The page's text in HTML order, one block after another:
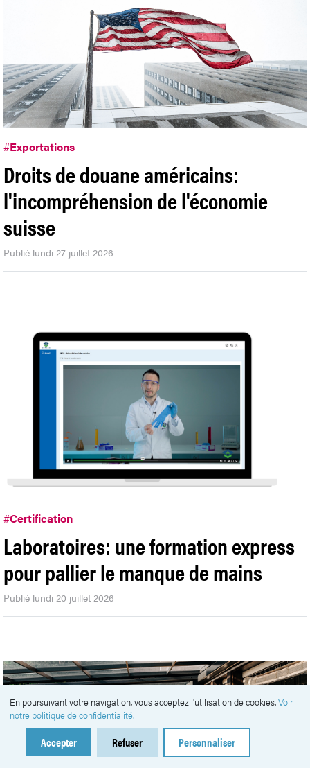
#Exportations
Droits de douane américains:
l'incompréhension de l'économie
suisse
Publié lundi 27 juillet 2026
#Certification
Laboratoires: une formation express
pour pallier le manque de mains
Publié lundi 20 juillet 2026
En poursuivant votre navigation, vous acceptez l'utilisation de cookies.Voir
notre politique de confidentialité.
Accepter Refuser Personnaliser